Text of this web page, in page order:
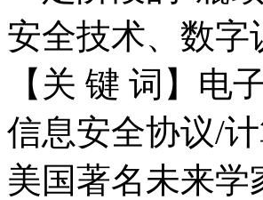
安全技术、数
【关 键 词】电
信息安全协议/
美国著名未来学